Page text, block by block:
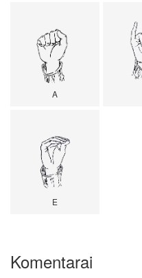
A
E
Komentarai